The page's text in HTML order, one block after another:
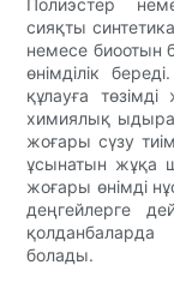
Полиэстер
сияқты
немесе биоотын
өнімділік
құлауға
химиялық
жоғары сүзу
ұсынатын жұқа
жоғары өнімді
деңгейлерге
болады.